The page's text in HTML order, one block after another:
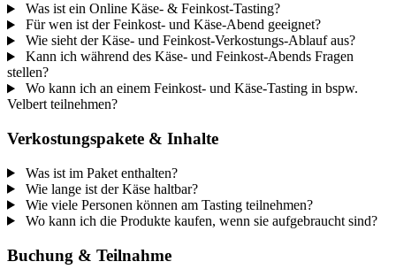
Was ist ein Online Käse- & Feinkost-Tasting?
Für wen ist der Feinkost- und Käse-Abend geeignet?
Wie sieht der Käse- und Feinkost-Verkostungs-Ablauf aus?
Kann ich während des Käse- und Feinkost-Abends Fragen
stellen?
Wo kann ich an einem Feinkost- und Käse-Tasting in bspw.
Velbert teilnehmen?
Verkostungspakete & Inhalte
Was ist im Paket enthalten?
Wie lange ist der Käse haltbar?
Wie viele Personen können am Tasting teilnehmen?
Wo kann ich die Produkte kaufen, wenn sie aufgebraucht sind?
Buchung & Teilnahme